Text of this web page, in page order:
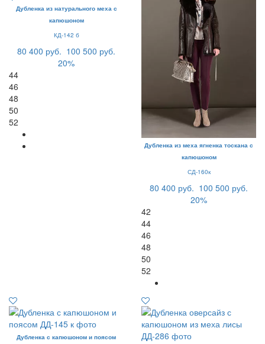
Дубленка из натурального меха с
капюшоном
КД-142 б
80 400 руб. 100 500 руб.
20%
44
46
48
50
52
Дубленка из меха ягненка тоскана с
капюшоном
СД-160к
80 400 руб. 100 500 руб.
20%
42
44
46
48
50
52
Дубленка с капюшоном и поясом